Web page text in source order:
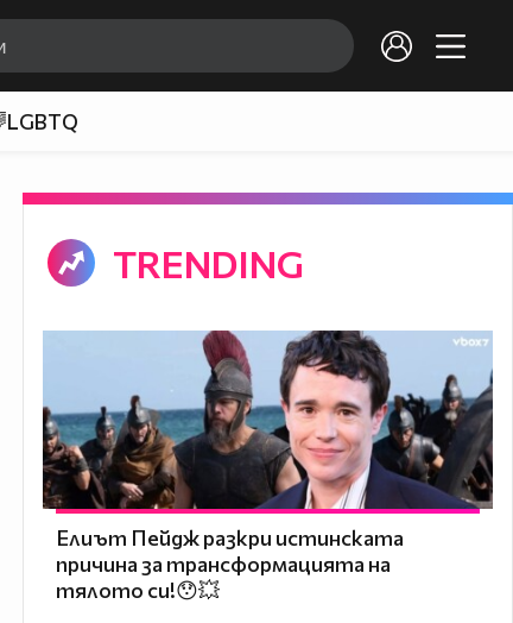
TRENDING
Елиът Пейдж разкри истинската
причина за трансформацията на
тялото си!😯💥